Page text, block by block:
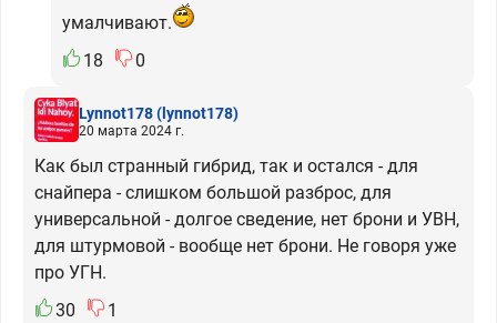
умалчивают.
18
0
Lynnot178(lynnot178)
20 марта 2024 г.
Как был странный гибрид, так и остался - для
снайпера - слишком большой разброс, для
универсальной - долгое сведение, нет брони и УВН,
для штурмовой - вообще нет брони. Не говоря уже
про УГН.
30
1